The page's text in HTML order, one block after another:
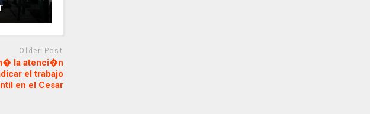
Older Post
la atenci�n
el trabajo
en el Cesar